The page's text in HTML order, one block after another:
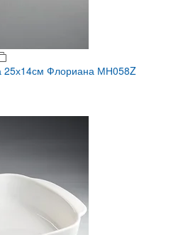
25х14см Флориана МН058Z